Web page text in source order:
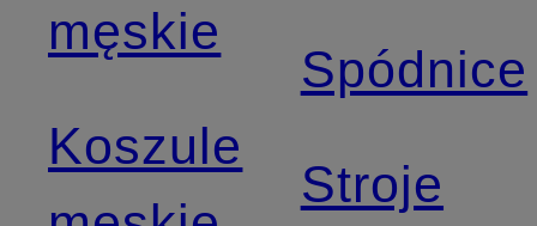
męskie
Koszule
Spódnice
Stroje